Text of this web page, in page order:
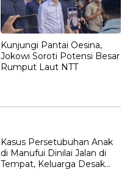
Kunjungi Pantai Oesina,
Jokowi Soroti Potensi Besar
Rumput Laut NTT
Kasus Persetubuhan Anak
di Manufui Dinilai Jalan di
Tempat, Keluarga Desak